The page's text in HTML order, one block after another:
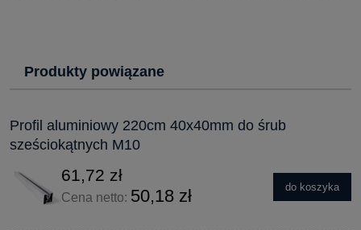
Produkty powiązane
Profil aluminiowy 220cm 40x40mm do śrub
sześciokątnych M10
61,72 zł
Cena netto: 50,18 zł do koszyka